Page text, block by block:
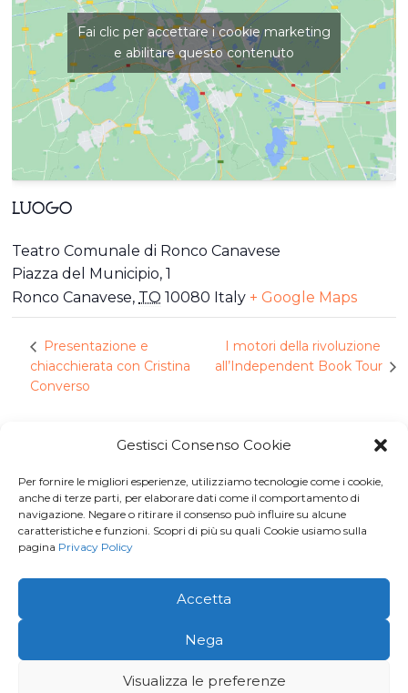
Gestisci Consenso Cookie
Per fornire le migliori esperienze, utilizziamo tecnologie come i cookie,
anche di terze parti, per elaborare dati come il comportamento di
navigazione. Negare o ritirare il consenso può influire su alcune
caratteristiche e funzioni. Scopri di più su quali Cookie usiamo sulla
pagina Privacy Policy
Accetta
Nega
Visualizza le preferenze
LUOGO
Teatro Comunale di Ronco Canavese
Piazza del Municipio, 1
Ronco Canavese, TO 10080 Italy + Google Maps
Fai clic per accettare i cookie marketing
e abilitare questo contenuto
Presentazione e
chiacchierata con Cristina
Converso
I motori della rivoluzione
all’Independent Book Tour
Iscriviti aMacondo Post, la
Newsletter di BuendiaBooks
La voglio!
© 2026 · Buendia Books - P.I 11678260016 | C.F.
MGVFNC86L43L219J |Privacy Policy
Creato e aggiornato con cura daGloweb.it